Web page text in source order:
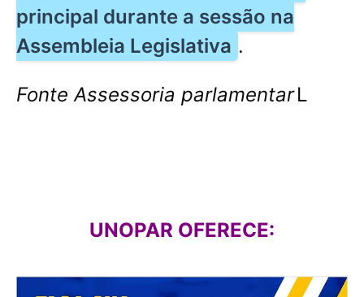
principal durante a sessão na
Assembleia Legislativa .
Fonte Assessoria parlamentarL
UNOPAR OFERECE: